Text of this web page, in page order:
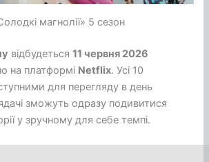
магнолії» 5 сезон
відбудеться11 червня 2026
на платформі Netflix. Усі 10
для перегляду в день
зможуть одразу подивитися
у зручному для себе темпі.